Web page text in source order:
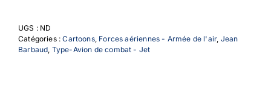
rose
UGS : ND
Catégories :Cartoons, Forces aériennes - Armée de l'air, Jean
Barbaud, Type-Avion de combat - Jet